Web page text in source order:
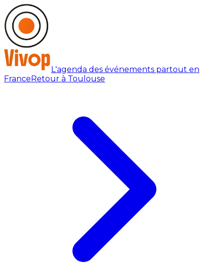
L'agenda des événements partout en
FranceRetour à Toulouse